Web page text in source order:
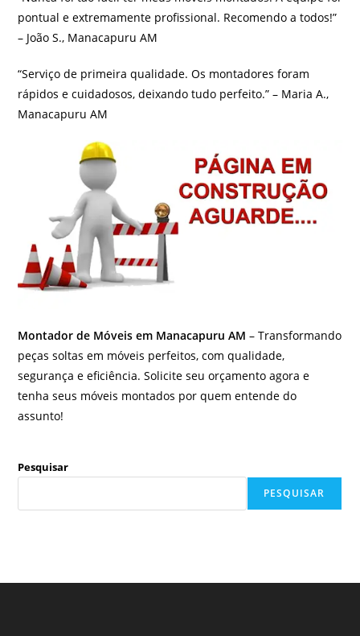
pontual e extremamente profissional. Recomendo a todos!”
– João S., Manacapuru AM
“Serviço de primeira qualidade. Os montadores foram
rápidos e cuidadosos, deixando tudo perfeito.” – Maria A.,
Manacapuru AM
Montador de Móveis em Manacapuru AM – Transformando
peças soltas em móveis perfeitos, com qualidade,
segurança e eficiência. Solicite seu orçamento agora e
tenha seus móveis montados por quem entende do
assunto!
Pesquisar
PESQUISAR